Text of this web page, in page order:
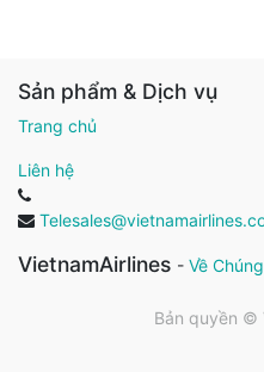
Sản phẩm & Dịch vụ
Trang chủ
Liên hệ
VietnamAirlines - Về
Bản quyền ©